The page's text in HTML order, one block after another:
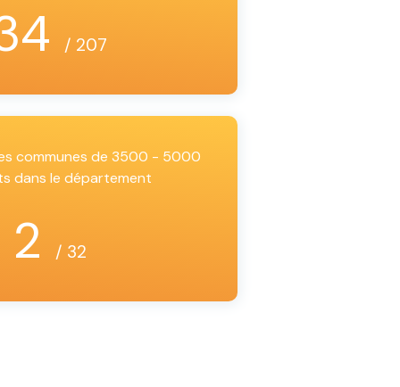
/ 207
communes de 3500 - 5000
dans le département
2 / 32